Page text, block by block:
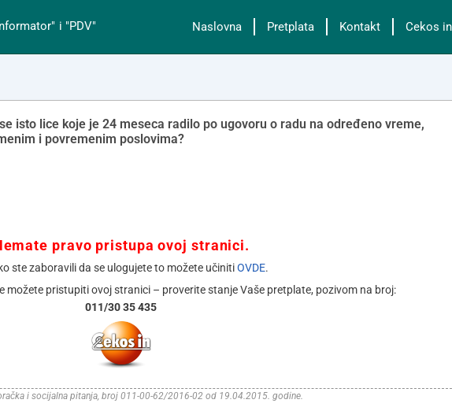
i "PDV" Naslovna Pretplata Kontakt Cekos in
isto lice koje je 24 meseca radilo po ugovoru o radu na određeno vreme,
i povremenim poslovima?
pravo pristupa ovoj stranici.
ste zaboravili da se ulogujete to možete učinitiOVDE.
možete pristupiti ovoj stranici – proverite stanje Vaše pretplate, pozivom na broj:
011/30 35 435
i socijalna pitanja, broj 011-00-62/2016-02 od 19.04.2015. godine.